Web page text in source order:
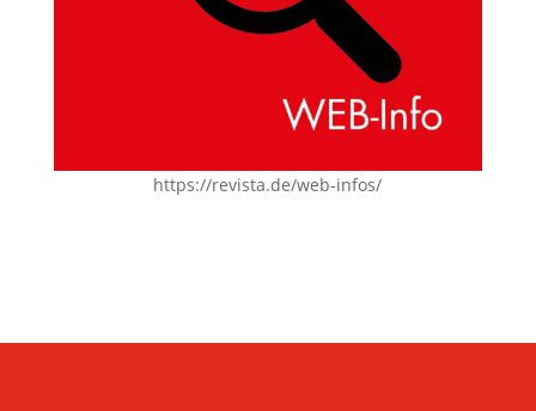
https://revista.de/web-infos/